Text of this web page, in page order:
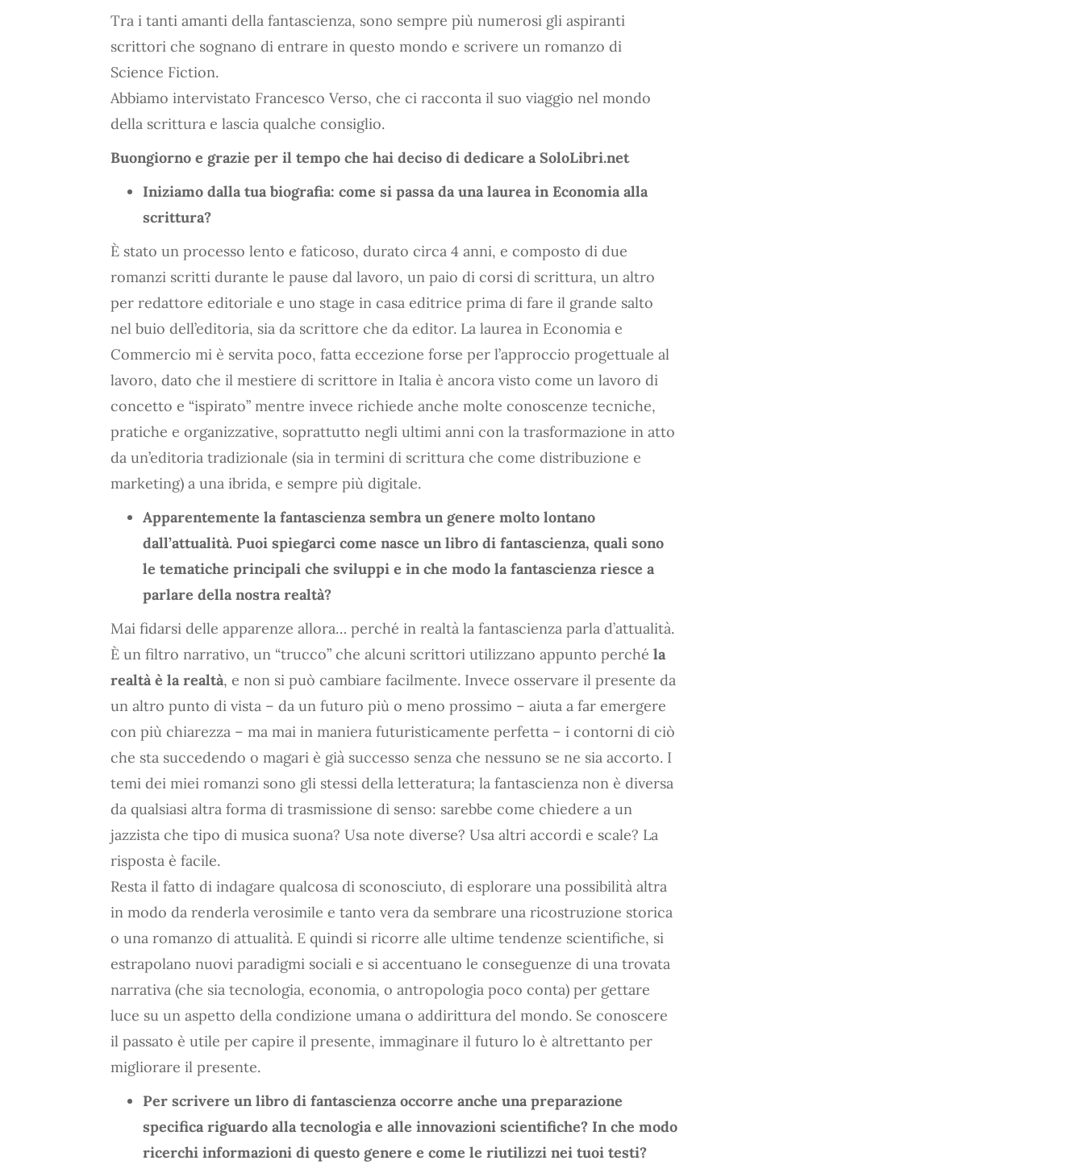
Tra i tanti amanti della fantascienza, sono sempre più numerosi gli aspiranti
scrittori che sognano di entrare in questo mondo e scrivere un romanzo di
Science Fiction.
Abbiamo intervistato Francesco Verso, che ci racconta il suo viaggio nel mondo
della scrittura e lascia qualche consiglio.
Buongiorno e grazie per il tempo che hai deciso di dedicare a SoloLibri.net
Iniziamo dalla tua biografia: come si passa da una laurea in Economia alla
scrittura?
È stato un processo lento e faticoso, durato circa 4 anni, e composto di due
romanzi scritti durante le pause dal lavoro, un paio di corsi di scrittura, un altro
per redattore editoriale e uno stage in casa editrice prima di fare il grande salto
nel buio dell’editoria, sia da scrittore che da editor. La laurea in Economia e
Commercio mi è servita poco, fatta eccezione forse per l’approccio progettuale al
lavoro, dato che il mestiere di scrittore in Italia è ancora visto come un lavoro di
concetto e “ispirato” mentre invece richiede anche molte conoscenze tecniche,
pratiche e organizzative, soprattutto negli ultimi anni con la trasformazione in atto
da un’editoria tradizionale (sia in termini di scrittura che come distribuzione e
marketing) a una ibrida, e sempre più digitale.
Apparentemente la fantascienza sembra un genere molto lontano
dall’attualità. Puoi spiegarci come nasce un libro di fantascienza, quali sono
le tematiche principali che sviluppi e in che modo la fantascienza riesce a
parlare della nostra realtà?
Mai fidarsi delle apparenze allora… perché in realtà la fantascienza parla d’attualità.
È un filtro narrativo, un “trucco” che alcuni scrittori utilizzano appunto perché la
realtà è la realtà, e non si può cambiare facilmente. Invece osservare il presente da
un altro punto di vista – da un futuro più o meno prossimo – aiuta a far emergere
con più chiarezza – ma mai in maniera futuristicamente perfetta – i contorni di ciò
che sta succedendo o magari è già successo senza che nessuno se ne sia accorto. I
temi dei miei romanzi sono gli stessi della letteratura; la fantascienza non è diversa
da qualsiasi altra forma di trasmissione di senso: sarebbe come chiedere a un
jazzista che tipo di musica suona? Usa note diverse? Usa altri accordi e scale? La
risposta è facile.
Resta il fatto di indagare qualcosa di sconosciuto, di esplorare una possibilità altra
in modo da renderla verosimile e tanto vera da sembrare una ricostruzione storica
o una romanzo di attualità. E quindi si ricorre alle ultime tendenze scientifiche, si
estrapolano nuovi paradigmi sociali e si accentuano le conseguenze di una trovata
narrativa (che sia tecnologia, economia, o antropologia poco conta) per gettare
luce su un aspetto della condizione umana o addirittura del mondo. Se conoscere
il passato è utile per capire il presente, immaginare il futuro lo è altrettanto per
migliorare il presente.
Per scrivere un libro di fantascienza occorre anche una preparazione
specifica riguardo alla tecnologia e alle innovazioni scientifiche? In che modo
ricerchi informazioni di questo genere e come le riutilizzi nei tuoi testi?